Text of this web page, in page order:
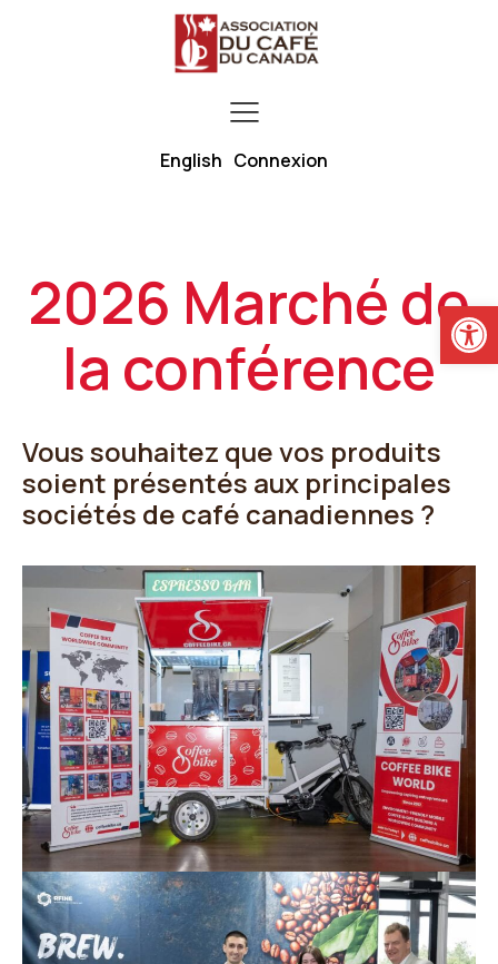
Ouvrir
English Connexion
2026 Marché de
la conférence
Vous souhaitez que vos produits
soient présentés aux principales
sociétés de café canadiennes ?